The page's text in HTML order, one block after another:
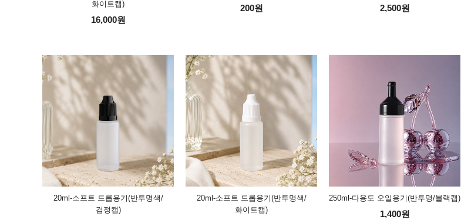
화이트캡)
16,000원
200원 2,500원
20ml-소프트 드롭용기(반투명색/
검정캡)
20ml-소프트 드롭용기(반투명색/
화이트캡)
250ml-다용도 오일용기(반투명/블랙캡)
1,400원